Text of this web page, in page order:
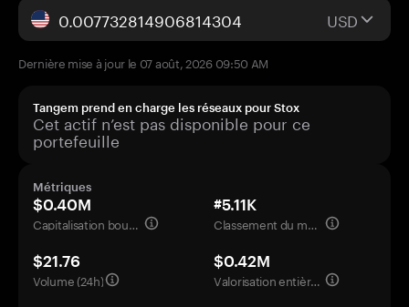
USD
Dernière mise à jour le 07 août, 2026 09:50 AM
Tangem prend en charge les réseaux pour Stox
Cet actif n’est pas disponible pour ce
portefeuille
Métriques
$0.40M
Capitalisation boursière
#5.11K
Classement du marché
$21.76
Volume (24h)
$0.42M
Valorisation entièrement diluée